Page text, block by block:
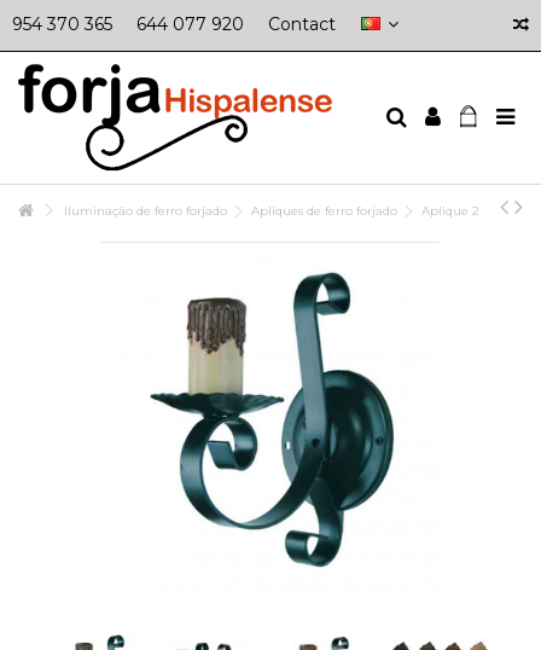
954 370 365 644 077 920 Contact
Iluminação de ferro forjado Apliques de ferro forjado Aplique 2